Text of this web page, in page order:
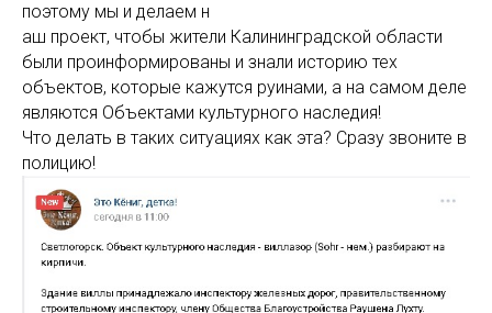
поэтому мы и делаем н
аш проект, чтобы жители Калининградской области
были проинформированы и знали историю тех
объектов, которые кажутся руинами, а на самом деле
являются Объектами культурного наследия!
Что делать в таких ситуациях как эта? Сразу звоните в
полицию!